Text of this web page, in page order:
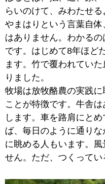
らいのけて、みわたせ
やまはりという言葉自
はありません。わかる
です。はじめて8年ほど
ます。竹で覆われてい
りました。
牧場は放牧酪農の実践
ことが特徴です。牛舎
します。車を路肩にと
ば、毎日のように通り
に眺める人もいます。
せん。ただ、つくって